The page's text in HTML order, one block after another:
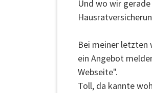
Und wo wir
Bei meiner letzten
ein Angebot
Webseite".
Toll, da kannte